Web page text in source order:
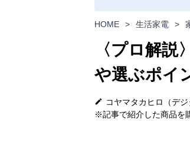
HOME > 生活家電 >
〈プロ解
や選ぶポイ
コヤマタカヒロ（デジ
※記事で紹介した商品を